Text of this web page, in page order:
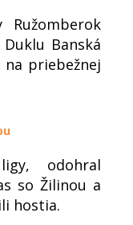
Banská
na priebežnej
odohral
so Žilinou a
hostia.